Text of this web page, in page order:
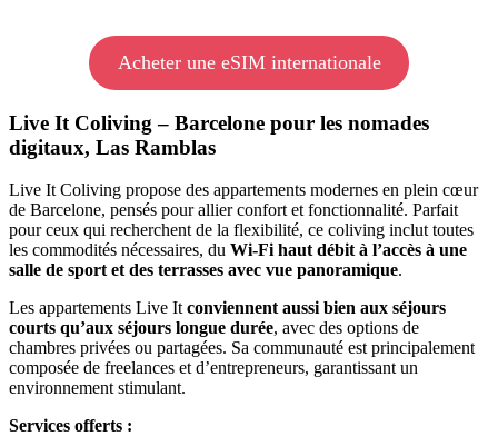
Acheter une eSIM internationale
Live It Coliving – Barcelone pour les nomades
digitaux, Las Ramblas
Live It Coliving propose des appartements modernes en plein cœur
de Barcelone, pensés pour allier confort et fonctionnalité. Parfait
pour ceux qui recherchent de la flexibilité, ce coliving inclut toutes
les commodités nécessaires, du Wi-Fi haut débit à l’accès à une
salle de sport et des terrasses avec vue panoramique.
Les appartements Live Itconviennent aussi bien aux séjours
courts qu’aux séjours longue durée, avec des options de
chambres privées ou partagées. Sa communauté est principalement
composée de freelances et d’entrepreneurs, garantissant un
environnement stimulant.
Services offerts :